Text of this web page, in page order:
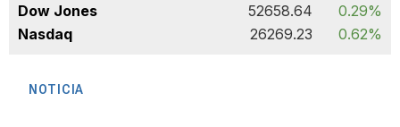
Dow Jones
52658.64
0.29%
Nasdaq
26269.23 0.62%
NOTICIA